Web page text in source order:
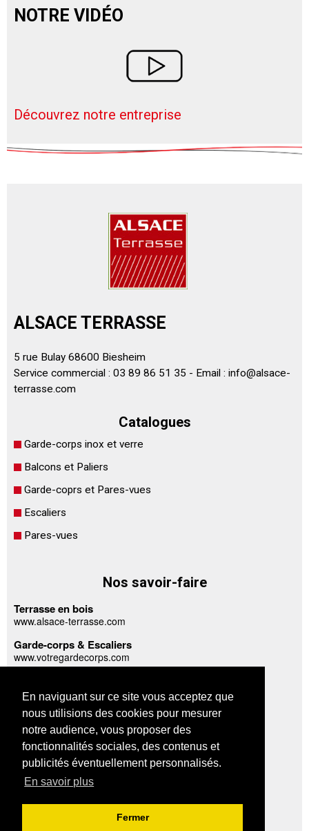
En naviguant sur ce site vous acceptez que
nous utilisions des cookies pour mesurer
notre audience, vous proposer des
fonctionnalités sociales, des contenus et
publicités éventuellement personnalisés.
En savoir plus
Fermer
NOTRE VIDÉO
Découvrez notre entreprise
ALSACE TERRASSE
5 rue Bulay 68600 Biesheim
Service commercial : 03 89 86 51 35 - Email : info@alsace-
terrasse.com
Catalogues
Garde-corps inox et verre
Balcons et Paliers
Garde-coprs et Pares-vues
Escaliers
Pares-vues
Nos savoir-faire
Terrasse en bois
www.alsace-terrasse.com
Garde-corps & Escaliers
www.votregardecorps.com
Abris, carports & appentis
www.abris-garages-bois.com
A propos
Plan du site
Mentions légales
Confidentialité des données